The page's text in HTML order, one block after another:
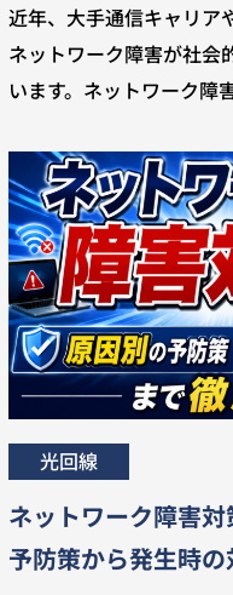
近年、大手通信キャリア
ネットワーク障害が社会
います。ネットワーク障
光回線
ネットワーク障害
予防策から発生時